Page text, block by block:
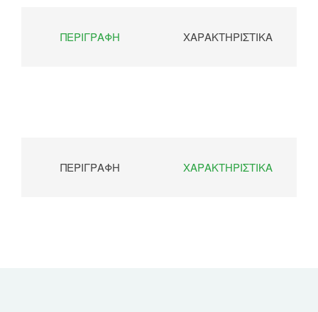
ΠΕΡΙΓΡΑΦΉ ΧΑΡΑΚΤΗΡΙΣΤΙΚΆ
ΠΕΡΙΓΡΑΦΉ ΧΑΡΑΚΤΗΡΙΣΤΙΚΆ